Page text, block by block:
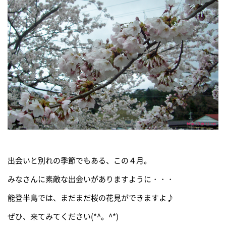
出会いと別れの季節でもある、この４月。
みなさんに素敵な出会いがありますように・・・
能登半島では、まだまだ桜の花見ができますよ♪
ぜひ、来てみてください(*^。^*)